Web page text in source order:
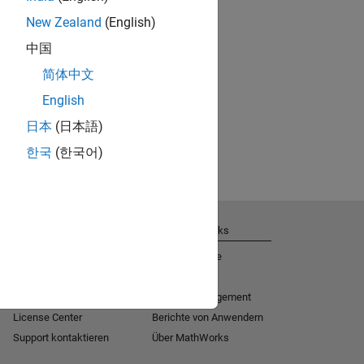
New Zealand (English)
中国
简体中文
English
日本 (日本語)
한국 (한국어)
License Center
Support kontaktieren
Über MathWorks
Jobs & Karriere
Soziales Engagement
Berichte von Anwendern
Über MathWorks